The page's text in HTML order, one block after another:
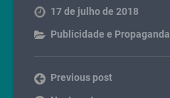
17 de julho de 2018
Publicidade e Propaganda
Previous post